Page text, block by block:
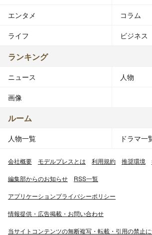
エンタメ コラム
ライフ ビジネス
ランキング
ニュース 人物
画像
ルーム
人物一覧 ドラマ一
会社概要 モデルプレスとは 利用規約 推奨環境
編集部からのお知らせ RSS一覧
アプリケーションプライバシーポリシー
情報提供・広告掲載・お問い合わせ
当サイトコンテンツの無断複写・転載・引用の禁止